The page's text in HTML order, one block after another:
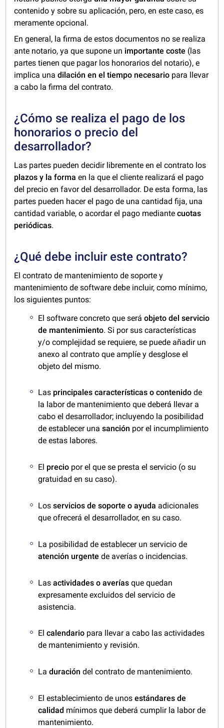
contenido y sobre su aplicación, pero, en este caso, es
meramente opcional.
En general, la firma de estos documentos no se realiza
ante notario, ya que supone un importante coste (las
partes tienen que pagar los honorarios del notario), e
implica una dilación en el tiempo necesario para llevar
a cabo la firma del contrato.
¿Cómo se realiza el pago de los
honorarios o precio del
desarrollador?
Las partes pueden decidir libremente en el contrato los
plazos y la formaen la que el cliente realizará el pago
del precio en favor del desarrollador. De esta forma, las
partes pueden hacer el pago de una cantidad fija, una
cantidad variable, o acordar el pago mediantecuotas
periódicas.
¿Qué debe incluir este contrato?
El contrato de mantenimiento de soporte y
mantenimiento de software debe incluir, como mínimo,
los siguientes puntos:
El software concreto que seráobjeto del servicio
de mantenimiento. Si por sus características
y/o complejidad se requiere, se puede añadir un
anexo al contrato que amplíe y desglose el
objeto del mismo.
Las principales características o contenido de
la labor de mantenimiento que deberá llevar a
cabo el desarrollador; incluyendo la posibilidad
de establecer unasanción por el incumplimiento
de estas labores.
El precio por el que se presta el servicio (o su
gratuidad en su caso).
Losservicios de soporte o ayuda adicionales
que ofrecerá el desarrollador, en su caso.
La posibilidad de establecer un servicio de
atención urgente de averías o incidencias.
Lasactividades o averías que quedan
expresamente excluidos del servicio de
asistencia.
Elcalendario para llevar a cabo las actividades
de mantenimiento y revisión.
Laduracióndel contrato de mantenimiento.
El establecimiento de unosestándares de
calidad mínimos que deberá cumplir la labor de
mantenimiento.